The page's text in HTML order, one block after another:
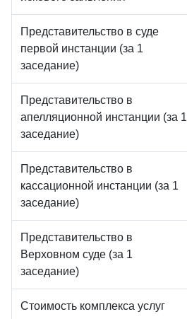
Представительство в суде
первой инстанции (за 1
заседание)
Представительство в
апелляционной инстанции (за 1
заседание)
Представительство в
кассационной инстанции (за 1
заседание)
Представительство в
Верховном суде (за 1
заседание)
Стоимость комплекса услуг